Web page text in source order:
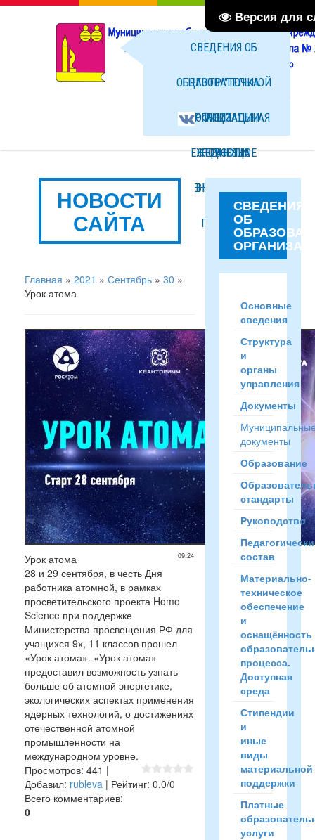
Версия для
СВЕДЕНИЯ ОБ
ОБРАЗОВАТЕЛЬНОЙ
ОРГАНИЗАЦИИ
НОВОСТИ
ФАЙЛЫ
ЦЕНТР "ТОЧКА
РОСТА"
ЕЖЕДНЕВНОЕ
МЕНЮ ГОРЯЧЕГО
ПИТАНИЯ
ОФИЦИАЛЬНАЯ
СТРАНИЦА
ВКОНТАКТЕ
НОВОСТИ
САЙТА
Главная » 2021 » Сентябрь » 30 »
Урок атома
09:24
Урок атома
28 и 29 сентября, в честь Дня
работника атомной, в рамках
просветительского проекта Homo
Science при поддержке
Министерства просвещения РФ для
учащихся 9х, 11 классов прошел
«Урок атома». «Урок атома»
предоставил возможность узнать
больше об атомной энергетике,
экологических аспектах применения
ядерных технологий, о достижениях
отечественной атомной
промышленности на
международном уровне.
Просмотров: 441 |
Добавил: rubleva | Рейтинг: 0.0/0
Всего комментариев:
0
СВЕДЕНИЯ
ОБ
Основные
сведения
Структура
и
органы
управления
Документы
документы
Образование
стандарты
Руководство
состав
Материально-
техническое
обеспечение
и
оснащённость
процесса.
Доступная
среда
Стипендии
и
иные
виды
материальной
поддержки
Платные
услуги